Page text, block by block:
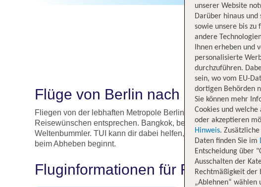
Flüge von Berlin nach Bangkok
Fliegen von der lebhaften Metropole Berlin direkt ins Herz von
Reisewünschen entsprechen. Bangkok, bekannt für seine
Weltenbummler. TUI kann dir dabei helfen, den richtigen Flug
beim Abheben beginnt.
Fluginformationen für Flüge von
unserer Website
Darüber hinaus
sowie unsere bis zu
andere
Ihnen erheben und
personalisierte
durchzuführen.
sein, wo vom EU-
dortigen Behörden
Sie können mehr
Cookies und
oder akzeptieren
Hinweis.
Daten finden Sie im
Entscheidung über
Ausschalten der
Rechtmäßigkeit der
„Ablehnen“